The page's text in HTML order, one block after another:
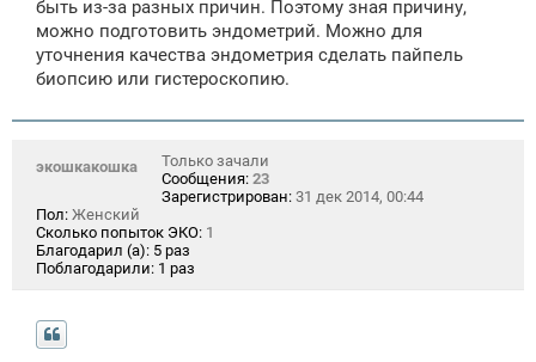
быть из-за разных причин. Поэтому зная причину,
можно подготовить эндометрий. Можно для
уточнения качества эндометрия сделать пайпель
биопсию или гистероскопию.
экошкакошка
Только зачали
Сообщения: 23
Зарегистрирован: 31 дек 2014, 00:44
Пол: Женский
Сколько попыток ЭКО: 1
Благодарил (а): 5 раз
Поблагодарили: 1 раз